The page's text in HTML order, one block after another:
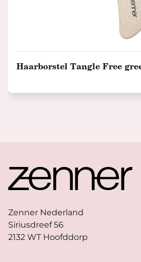
Haarborstel Tangle Free
Zenner Nederland
Siriusdreef 56
2132 WT Hoofddorp